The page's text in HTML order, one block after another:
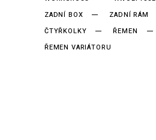
ZADNÍ BOX
ZADNÍ RÁM
ČTYŘKOLKY
ŘEMEN
ŘEMEN VARIÁTORU